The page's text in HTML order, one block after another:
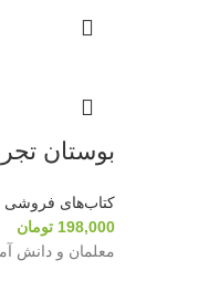
بوستان
کتاب‌های فروشی
198,000 تومان
معلمان و دانش